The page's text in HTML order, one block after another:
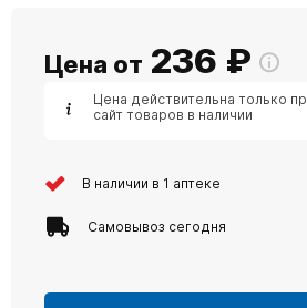
Цена от 236 ₽
Цена действительна только
сайт товаров в наличии
В наличии в 1 аптеке
Самовывоз сегодня